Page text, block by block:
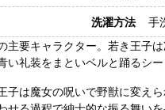
洗濯方法
手
主要キャラクター。若き王子
い礼装をまといベルと踊るシ
子は魔女の呪いで野獣に変え